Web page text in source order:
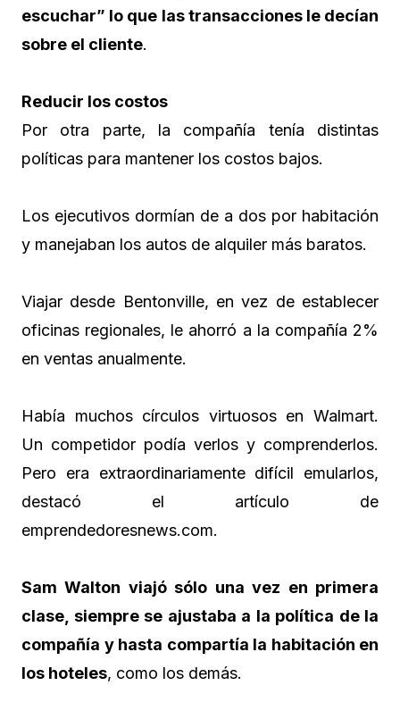
escuchar” lo que las transacciones le decían
sobre el cliente.
Reducir los costos
Por otra parte, la compañía tenía distintas
políticas para mantener los costos bajos.
Los ejecutivos dormían de a dos por habitación
y manejaban los autos de alquiler más baratos.
Viajar desde Bentonville, en vez de establecer
oficinas regionales, le ahorró a la compañía 2%
en ventas anualmente.
Había muchos círculos virtuosos en Walmart.
Un competidor podía verlos y comprenderlos.
Pero era extraordinariamente difícil emularlos,
destacó el artículo de
emprendedoresnews.com.
Sam Walton viajó sólo una vez en primera
clase, siempre se ajustaba a la política de la
compañía y hasta compartía la habitación en
los hoteles, como los demás.